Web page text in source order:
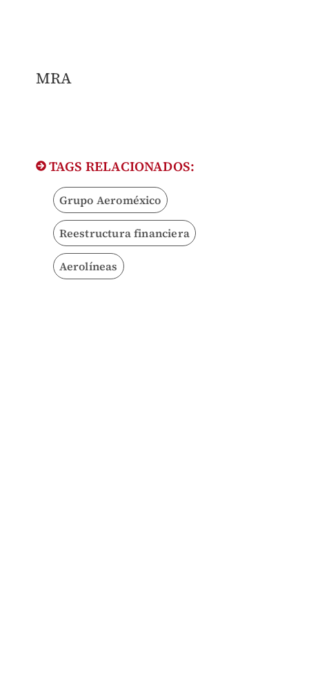
MRA
TAGS RELACIONADOS:
Grupo Aeroméxico
Reestructura financiera
Aerolíneas